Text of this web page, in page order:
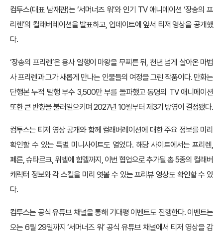
컴투스(대표 남재관)는 ‘서머너즈 워’와 인기 TV 애니메이션 ‘장송의 프
리렌’의 컬래버레이션을 발표하고, 업데이트에 앞서 티저 영상을 공개했
다.
‘장송의 프리렌’은 용사 일행이 마왕을 무찌른 뒤, 천년 넘게 살아온 마법
사 프리렌과 그가 새롭게 만나는 인물들의 여정을 그린 작품이다. 만화는
단행본 누적 발행 부수 3,500만 부를 돌파했고 동명의 TV 애니메이션
또한 큰 반향을 불러일으키며 2027년 10월부터 제3기 방영이 결정됐다.
컴투스는 티저 영상 공개와 함께 컬래버레이션에 대한 주요 정보를 미리
확인할 수 있는 특별 미니사이트도 열었다. 해당 사이트에서는 프리렌,
페른, 슈타르크, 위벨에 힘멜까지, 이번 협업으로 추가될 총 5종의 컬래버
캐릭터 정보와 각 스킬을 미리 엿볼 수 있는 프리뷰 영상도 확인할 수 있
다.
컴투스는 공식 유튜브 채널을 통해 기대평 이벤트도 진행한다. 이벤트는
오는 6월 29일까지 ‘서머너즈 워’ 공식 유튜브 채널에서 티저 영상을 감